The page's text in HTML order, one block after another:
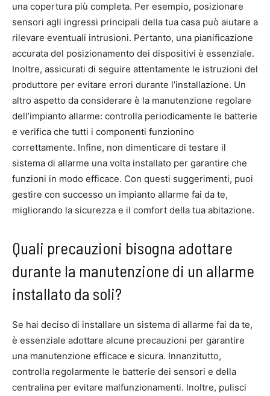
una copertura più completa. Per esempio, posizionare
sensori agli ingressi principali della tua casa può aiutare a
rilevare eventuali intrusioni. Pertanto, una pianificazione
accurata del posizionamento dei dispositivi è essenziale.
Inoltre, assicurati di seguire attentamente le istruzioni del
produttore per evitare errori durante l’installazione. Un
altro aspetto da considerare è la manutenzione regolare
dell’impianto allarme: controlla periodicamente le batterie
e verifica che tutti i componenti funzionino
correttamente. Infine, non dimenticare di testare il
sistema di allarme una volta installato per garantire che
funzioni in modo efficace. Con questi suggerimenti, puoi
gestire con successo un impianto allarme fai da te,
migliorando la sicurezza e il comfort della tua abitazione.
Quali precauzioni bisogna adottare
durante la manutenzione di un allarme
installato da soli?
Se hai deciso di installare un sistema di allarme fai da te,
è essenziale adottare alcune precauzioni per garantire
una manutenzione efficace e sicura. Innanzitutto,
controlla regolarmente le batterie dei sensori e della
centralina per evitare malfunzionamenti. Inoltre, pulisci